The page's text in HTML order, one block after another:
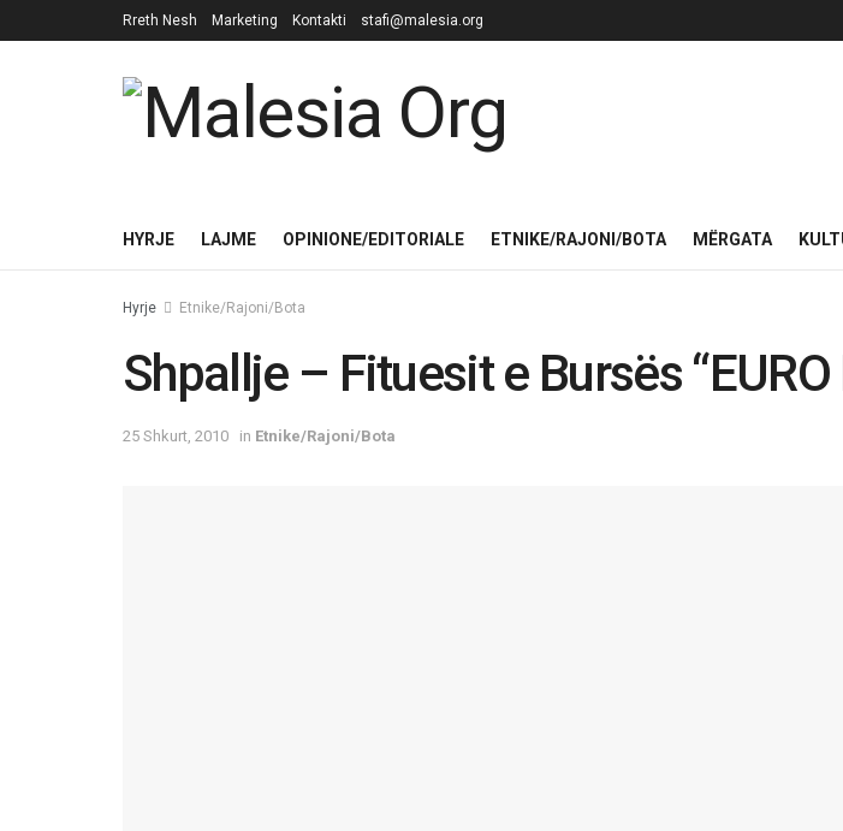
Rreth Nesh Marketing Kontakti stafi@malesia.org
HYRJE LAJME OPINIONE/EDITORIALE ETNIKE/RAJONI/BOTA MËRGATA
Hyrje Etnike/Rajoni/Bota
Shpallje – Fituesit e Bursës “EURO
25 Shkurt, 2010 in Etnike/Rajoni/Bota